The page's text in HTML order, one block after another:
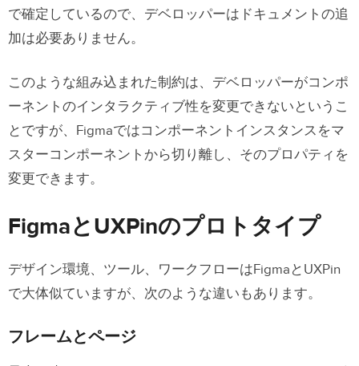
で確定しているので、デベロッパーはドキュメントの追
加は必要ありません。
このような組み込まれた制約は、デベロッパーがコンポ
ーネントのインタラクティブ性を変更できないというこ
とですが、Figmaではコンポーネントインスタンスをマ
スターコンポーネントから切り離し、そのプロパティを
変更できます。
FigmaとUXPinのプロトタイプ
デザイン環境、ツール、ワークフローはFigmaとUXPin
で大体似ていますが、次のような違いもあります。
フレームとページ